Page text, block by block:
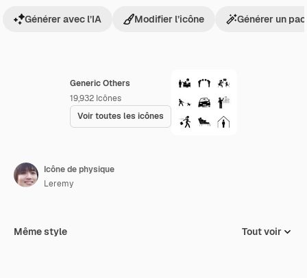
Generic Others
19,932 Icônes
Voir toutes les icônes
Générer avec l’IA Modifier l’icône Générer un
Icône de physique
Leremy
Même style Tout voir